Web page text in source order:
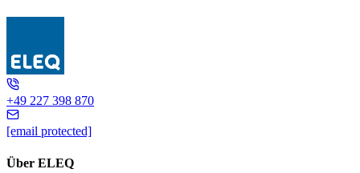
TM2000
+49 227 398 870
[email protected]
Über ELEQ